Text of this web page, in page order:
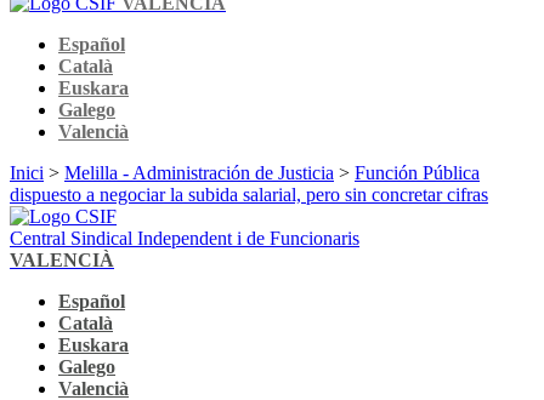
Español
Català
Euskara
Galego
Valencià
Inici > Melilla - Administración de Justicia > Función Pública
dispuesto a negociar la subida salarial, pero sin concretar cifras
Central Sindical Independent i de Funcionaris
VALENCIÀ
Español
Català
Euskara
Galego
Valencià